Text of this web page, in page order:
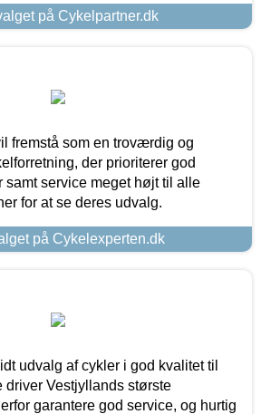
på Cykelpartner.dk
fremstå som en troværdig og
der prioriterer god
samt service meget højt til alle
for at se deres udvalg.
på Cykelexperten.dk
udvalg af cykler i god kvalitet til
driver Vestjyllands største
garantere god service, og hurtig